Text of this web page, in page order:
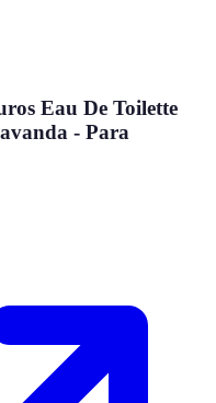
Eau De Toilette
- Para